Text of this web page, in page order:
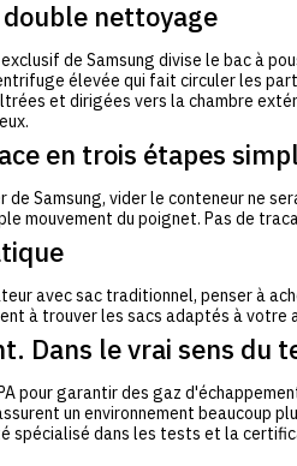
nettoyage
de Samsung divise le bac à
élevée qui fait circuler les
et dirigées vers la chambre
en trois étapes
de Samsung, vider le conteneur ne
mouvement du poignet. Pas de
avec sac traditionnel, penser à
à trouver les sacs adaptés à votre
Dans le vrai sens du
pour garantir des gaz
un environnement beaucoup
spécialisé dans les tests et la